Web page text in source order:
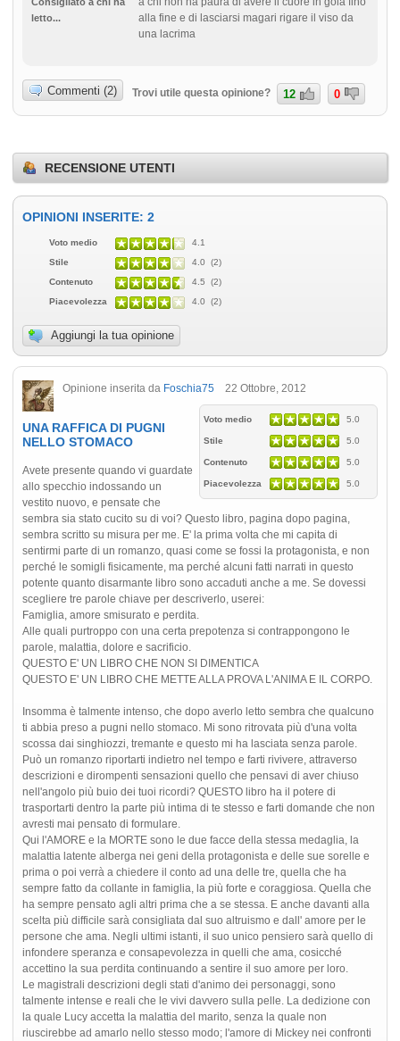
letto...
alla fine e di lasciarsi magari rigare il viso da
una lacrima
Commenti (2) Trovi utile questa opinione? 12 0
RECENSIONE UTENTI
OPINIONI INSERITE: 2
Voto medio
4.1
Stile
4.0 (2)
Contenuto
4.5 (2)
Piacevolezza
4.0 (2)
Aggiungi la tua opinione
Opinione inserita da Foschia75 22 Ottobre, 2012
Voto medio 5.0
Stile 5.0
Contenuto 5.0
Piacevolezza 5.0
UNA RAFFICA DI PUGNI
NELLO STOMACO
Avete presente quando vi guardate
allo specchio indossando un
vestito nuovo, e pensate che
sembra sia stato cucito su di voi? Questo libro, pagina dopo pagina,
sembra scritto su misura per me. E' la prima volta che mi capita di
sentirmi parte di un romanzo, quasi come se fossi la protagonista, e non
perché le somigli fisicamente, ma perché alcuni fatti narrati in questo
potente quanto disarmante libro sono accaduti anche a me. Se dovessi
scegliere tre parole chiave per descriverlo, userei:
Famiglia, amore smisurato e perdita.
Alle quali purtroppo con una certa prepotenza si contrappongono le
parole, malattia, dolore e sacrificio.
QUESTO E' UN LIBRO CHE NON SI DIMENTICA
QUESTO E' UN LIBRO CHE METTE ALLA PROVA L'ANIMA E IL CORPO.
Insomma è talmente intenso, che dopo averlo letto sembra che qualcuno
ti abbia preso a pugni nello stomaco. Mi sono ritrovata più d'una volta
scossa dai singhiozzi, tremante e questo mi ha lasciata senza parole.
Può un romanzo riportarti indietro nel tempo e farti rivivere, attraverso
descrizioni e dirompenti sensazioni quello che pensavi di aver chiuso
nell'angolo più buio dei tuoi ricordi? QUESTO libro ha il potere di
trasportarti dentro la parte più intima di te stesso e farti domande che non
avresti mai pensato di formulare.
Qui l'AMORE e la MORTE sono le due facce della stessa medaglia, la
malattia latente alberga nei geni della protagonista e delle sue sorelle e
prima o poi verrà a chiedere il conto ad una delle tre, quella che ha
sempre fatto da collante in famiglia, la più forte e coraggiosa. Quella che
ha sempre pensato agli altri prima che a se stessa. E anche davanti alla
scelta più difficile sarà consigliata dal suo altruismo e dall' amore per le
persone che ama. Negli ultimi istanti, il suo unico pensiero sarà quello di
infondere speranza e consapevolezza in quelli che ama, cosicché
accettino la sua perdita continuando a sentire il suo amore per loro.
Le magistrali descrizioni degli stati d'animo dei personaggi, sono
talmente intense e reali che le vivi davvero sulla pelle. La dedizione con
la quale Lucy accetta la malattia del marito, senza la quale non
riuscirebbe ad amarlo nello stesso modo; l'amore di Mickey nei confronti